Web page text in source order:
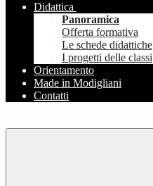
Didattica
Panoramica
Offerta formativa
Le schede didattiche
I progetti delle classi
Orientamento
Made in Modigliani
Contatti